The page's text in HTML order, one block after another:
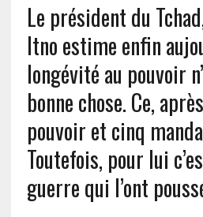
Le président du
Itno estime enfin
longévité au pouvoir
bonne chose. Ce,
pouvoir et cinq
Toutefois, pour lui
guerre qui l’ont